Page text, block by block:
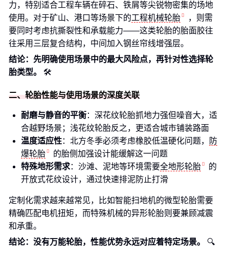
力，特别适合工程车辆在碎石、铁屑等尖锐物密集的场地
使用。对于矿山、港口等场景下的工程机械轮胎
，则需
要同时考虑抗撕裂性和承载能力——这类轮胎的胎面胶往
往采用三层复合结构，中间加入钢丝帘线增强层。
结论：先明确使用场景中的最大风险点，再针对性选择轮
胎类型。
🛠️
二、轮胎性能与使用场景的深度关联
耐磨与静音的平衡：深花纹轮胎抓地力强但噪音大，适
合越野场景；浅花纹轮胎反之，更适合城市铺装路面
温度适应性：北方冬季必须考虑橡胶低温硬化问题，
防
爆轮胎
的胎侧加强设计能缓解这一问题
特殊地形需求：沙滩、泥地等环境需要全地形轮胎
的
开放式花纹设计，通过快速排泥防止打滑
定制化需求越来越常见，比如智能扫地机的微型轮胎需要
精确匹配电机扭矩，而特殊机械的异形轮胎则要兼顾减震
和承重。
结论：没有万能轮胎，性能优势永远对应着特定场景。
🔍